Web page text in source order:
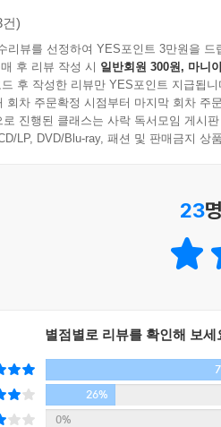
건)
리뷰를 선정하여 YES포인트 3만원을 드
후 리뷰 작성 시 일반회원 300원, 마니
후 작성한 리뷰만 YES포인트 지급됩니
회차 주문확정 시점부터 마지막 회차 주
진행된 클래스는 사락 독서모임 게시
LP, DVD/Blu-ray, 패션 및 판매금지 상
23
별점별로 리뷰를 확인해 보세
26%
0%